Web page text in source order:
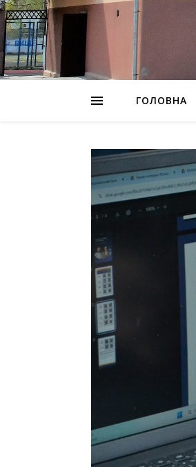
ГОЛОВНА